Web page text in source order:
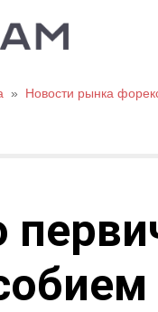
» Новости рынка